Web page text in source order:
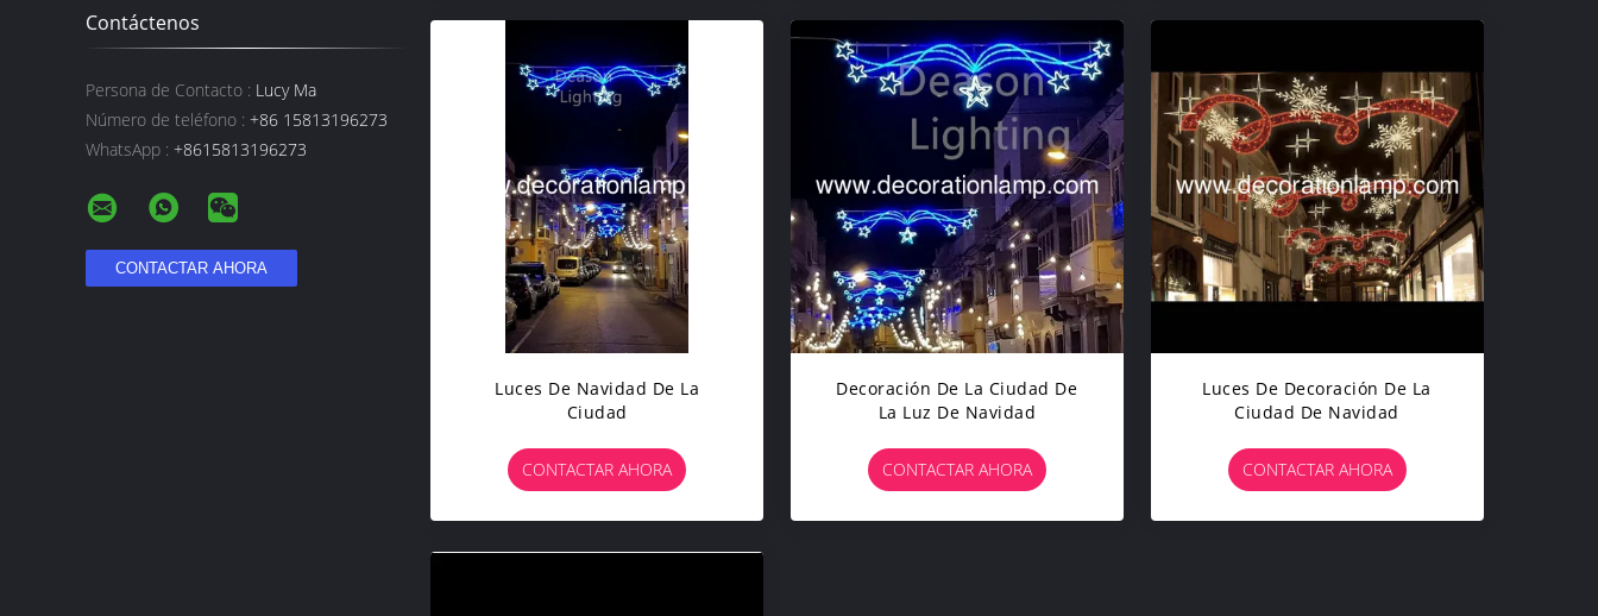
Contáctenos
Persona de Contacto : Lucy Ma
Número de teléfono : +86 15813196273
WhatsApp : +8615813196273
Luces De Navidad De La
Ciudad
CONTACTAR AHORA
Decoración De La Ciudad De
La Luz De Navidad
CONTACTAR AHORA
Luces De Decoración De La
Ciudad De Navidad
CONTACTAR AHORA